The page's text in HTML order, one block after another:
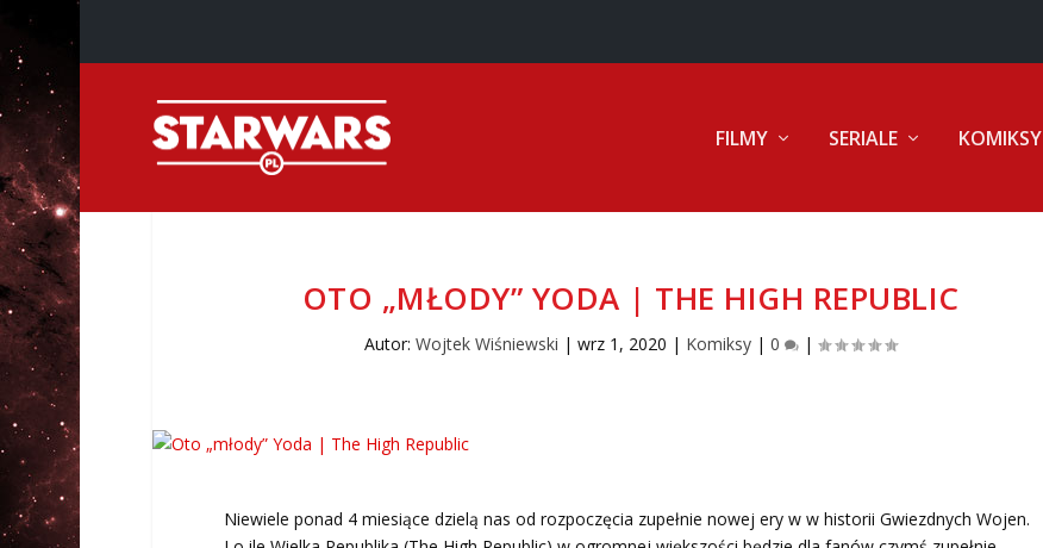
FILMY SERIALE KOMIKSY
OTO „MŁODY” YODA | THE HIGH REPUBLIC
Autor:Wojtek Wiśniewski |wrz 1, 2020 | Komiksy |0 |
Niewiele ponad 4 miesiące dzielą nas od rozpoczęcia zupełnie nowej ery w w historii Gwiezdnych Wojen.